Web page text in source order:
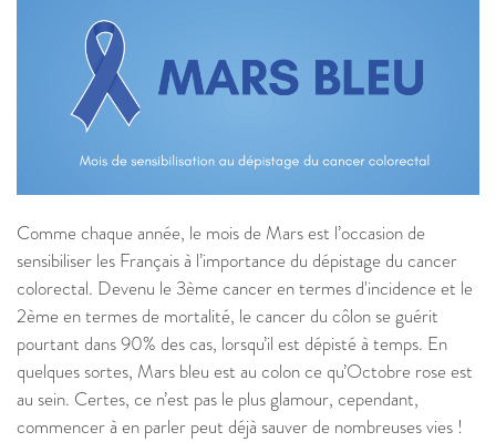
Comme chaque année, le mois de Mars est l’occasion de
sensibiliser les Français à l’importance du dépistage du cancer
colorectal. Devenu le 3ème cancer en termes d'incidence et le
2ème en termes de mortalité, le cancer du côlon se guérit
pourtant dans 90% des cas, lorsqu’il est dépisté à temps. En
quelques sortes, Mars bleu est au colon ce qu’Octobre rose est
au sein. Certes, ce n’est pas le plus glamour, cependant,
commencer à en parler peut déjà sauver de nombreuses vies !